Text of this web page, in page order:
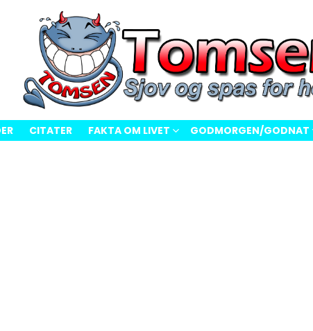
CITATER FAKTA OM LIVET GODMORGEN/GODNAT